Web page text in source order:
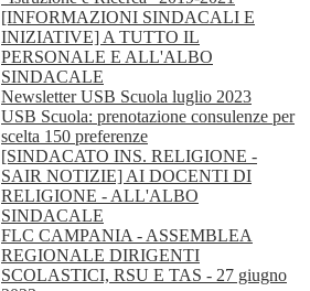
[INFORMAZIONI SINDACALI E
INIZIATIVE] A TUTTO IL
PERSONALE E ALL'ALBO
SINDACALE
Newsletter USB Scuola luglio 2023
USB Scuola: prenotazione consulenze per
scelta 150 preferenze
[SINDACATO INS. RELIGIONE -
SAIR NOTIZIE] AI DOCENTI DI
RELIGIONE - ALL'ALBO
SINDACALE
FLC CAMPANIA - ASSEMBLEA
REGIONALE DIRIGENTI
SCOLASTICI, RSU E TAS - 27 giugno